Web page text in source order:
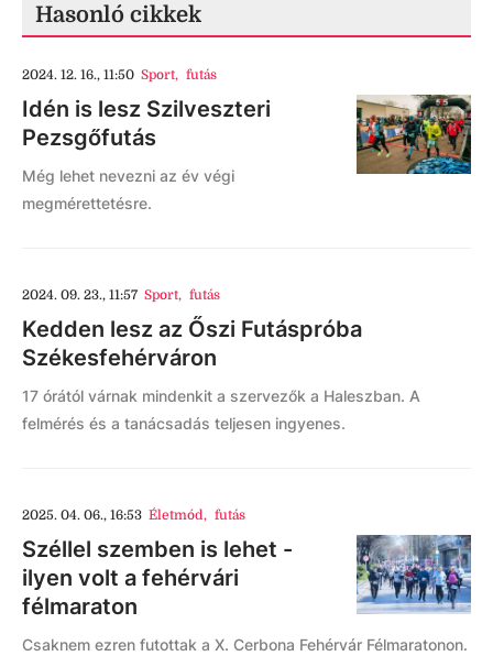
Hasonló cikkek
2024. 12. 16., 11:50 Sport, futás
Idén is lesz Szilveszteri
Pezsgőfutás
Még lehet nevezni az év végi
megmérettetésre.
2024. 09. 23., 11:57 Sport, futás
Kedden lesz az Őszi Futáspróba
Székesfehérváron
17 órától várnak mindenkit a szervezők a Haleszban. A
felmérés és a tanácsadás teljesen ingyenes.
2025. 04. 06., 16:53 Életmód, futás
Széllel szemben is lehet -
ilyen volt a fehérvári
félmaraton
Csaknem ezren futottak a X. Cerbona Fehérvár Félmaratonon.